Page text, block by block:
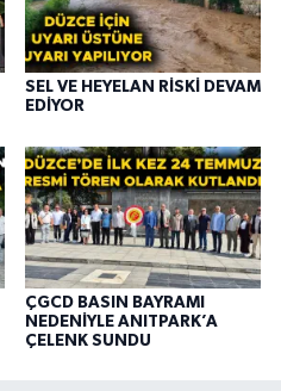
SEL VE HEYELAN RİSKİ DEVAM
EDİYOR
ÇGCD BASIN BAYRAMI
NEDENİYLE ANITPARK’A
ÇELENK SUNDU